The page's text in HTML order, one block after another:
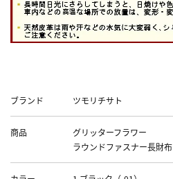
ブランド
ツモリチサト
商品
グリッターフラワー
ラウンドファスナー長財布